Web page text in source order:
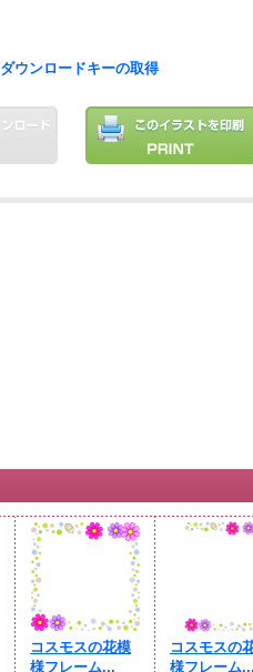
ダウンロードキーの取得
コスモスの花模
様フレーム...
コスモスの
様フレーム...